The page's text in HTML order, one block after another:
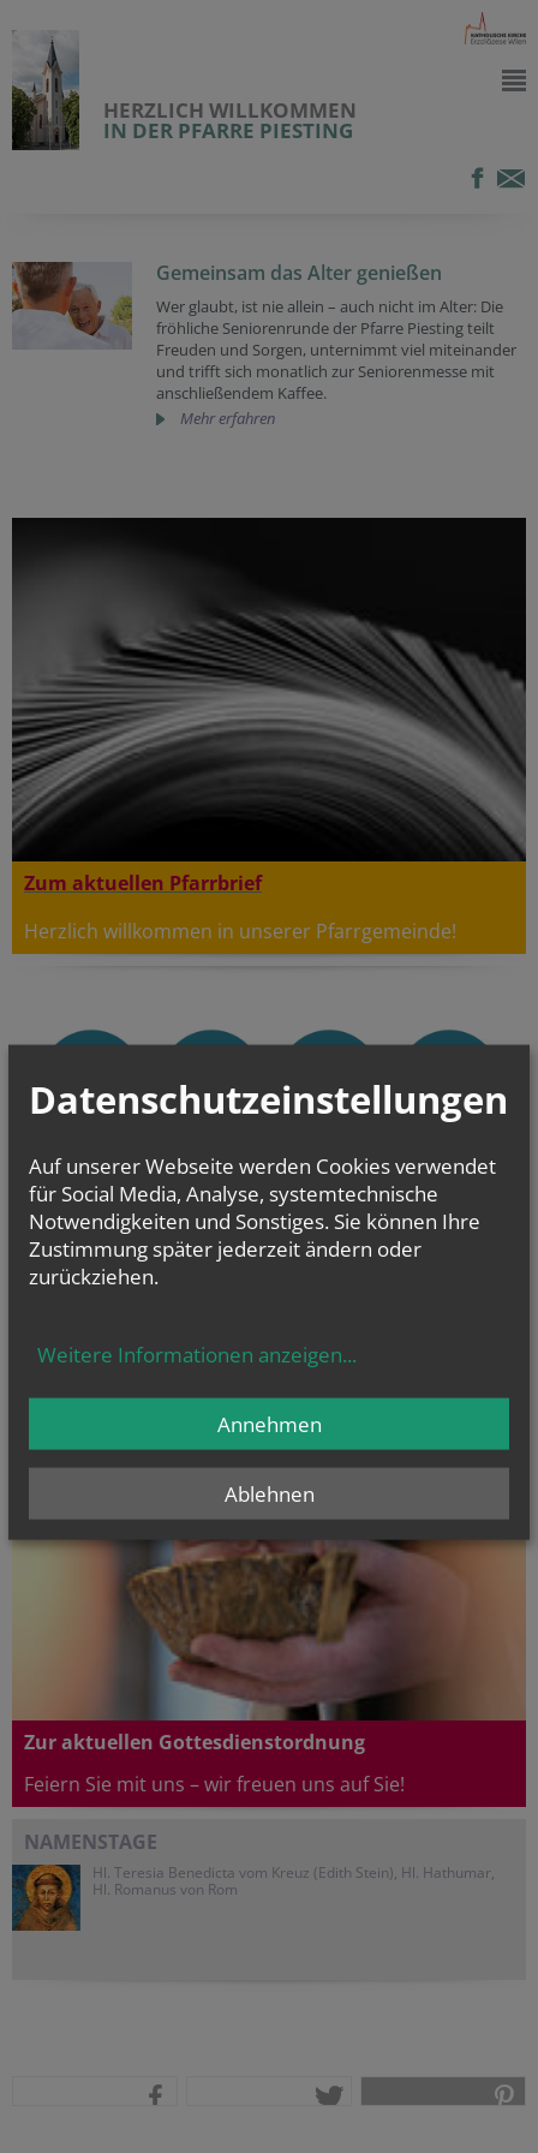
HERZLICH WILLKOMMEN
IN DER PFARRE PIESTING
Gemeinsam das Alter genießen
Wer glaubt, ist nie allein – auch nicht im Alter: Die
fröhliche Seniorenrunde der Pfarre Piesting teilt
Freuden und Sorgen, unternimmt viel miteinander
und trifft sich monatlich zur Seniorenmesse mit
anschließendem Kaffee.
Mehr erfahren
Zum aktuellen Pfarrbrief
Herzlich willkommen in unserer Pfarrgemeinde!
Sie haben ein Anliegen oder möchten uns kontaktieren? Wir sind für
Sie da!
Zur aktuellen Gottesdienstordnung
Feiern Sie mit uns – wir freuen uns auf Sie!
NAMENSTAGE
Hl. Teresia Benedicta vom Kreuz (Edith Stein), Hl. Hathumar,
Hl. Romanus von Rom
Datenschutzeinstellungen
Auf unserer Webseite werden Cookies verwendet
für Social Media, Analyse, systemtechnische
Notwendigkeiten und Sonstiges. Sie können Ihre
Zustimmung später jederzeit ändern oder
zurückziehen.
Weitere Informationen anzeigen...
Ablehnen
Annehmen